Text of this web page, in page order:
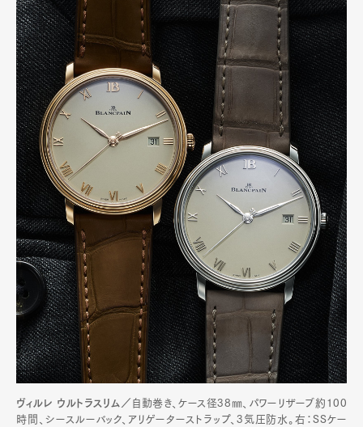
ヴィルレ ウルトラスリム／ 自動巻き、ケース径38㎜、パワーリザーブ約100
時間、シースルーバック、アリゲーターストラップ、3気圧防水。右：SSケー